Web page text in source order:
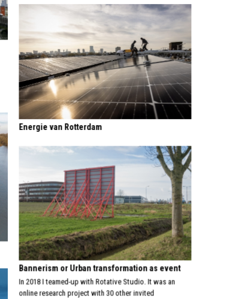
Energie van Rotterdam
Bannerism or Urban transformation as event
In 2018 I teamed-up with Rotative Studio. It was an
online research project with 30 other invited